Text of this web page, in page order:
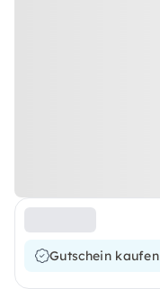
Gutschein kaufen